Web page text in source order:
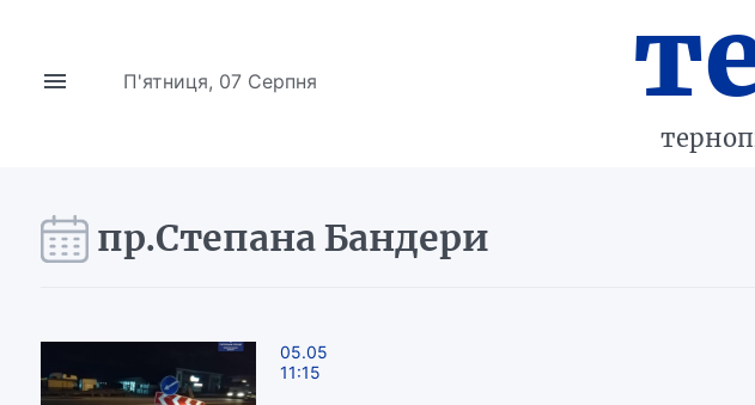
П'ятниця, 07 Серпня
пр.Степана Бандери
05.05
11:15